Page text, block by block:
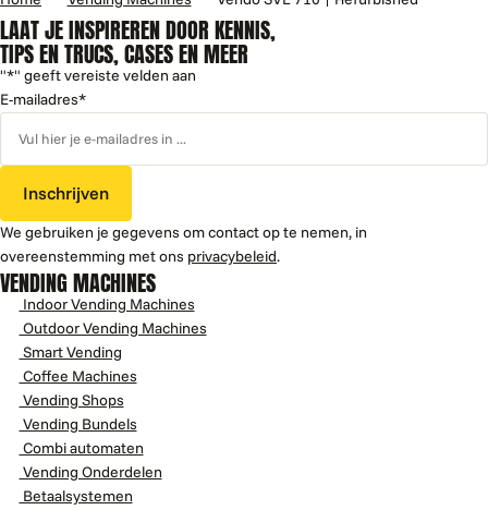
LAAT JE INSPIREREN DOOR KENNIS,
TIPS EN TRUCS, CASES EN MEER
"*" geeft vereiste velden aan
E-mailadres*
Inschrijven
We gebruiken je gegevens om contact op te nemen, in
overeenstemming met ons privacybeleid.
VENDING MACHINES
Indoor Vending Machines
Outdoor Vending Machines
Smart Vending
Coffee Machines
Vending Shops
Vending Bundels
Combi automaten
Vending Onderdelen
Betaalsystemen